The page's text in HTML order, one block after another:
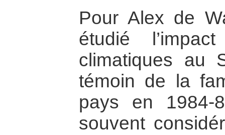
Pour Alex de
étudié
climatiques au
témoin de la
pays en
souvent